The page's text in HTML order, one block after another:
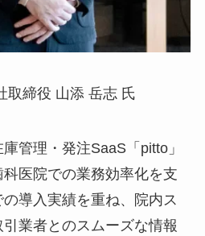
取締役 山添 岳志 氏
管理・発注SaaS「pitto」
医院での業務効率化を支
導入実績を重ね、院内ス
業者とのスムーズな情報